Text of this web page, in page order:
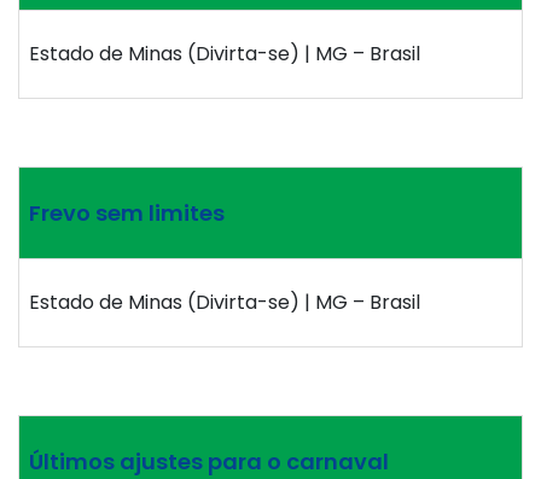
Estado de Minas (Divirta-se) | MG – Brasil
Frevo sem limites
Estado de Minas (Divirta-se) | MG – Brasil
Últimos ajustes para o carnaval